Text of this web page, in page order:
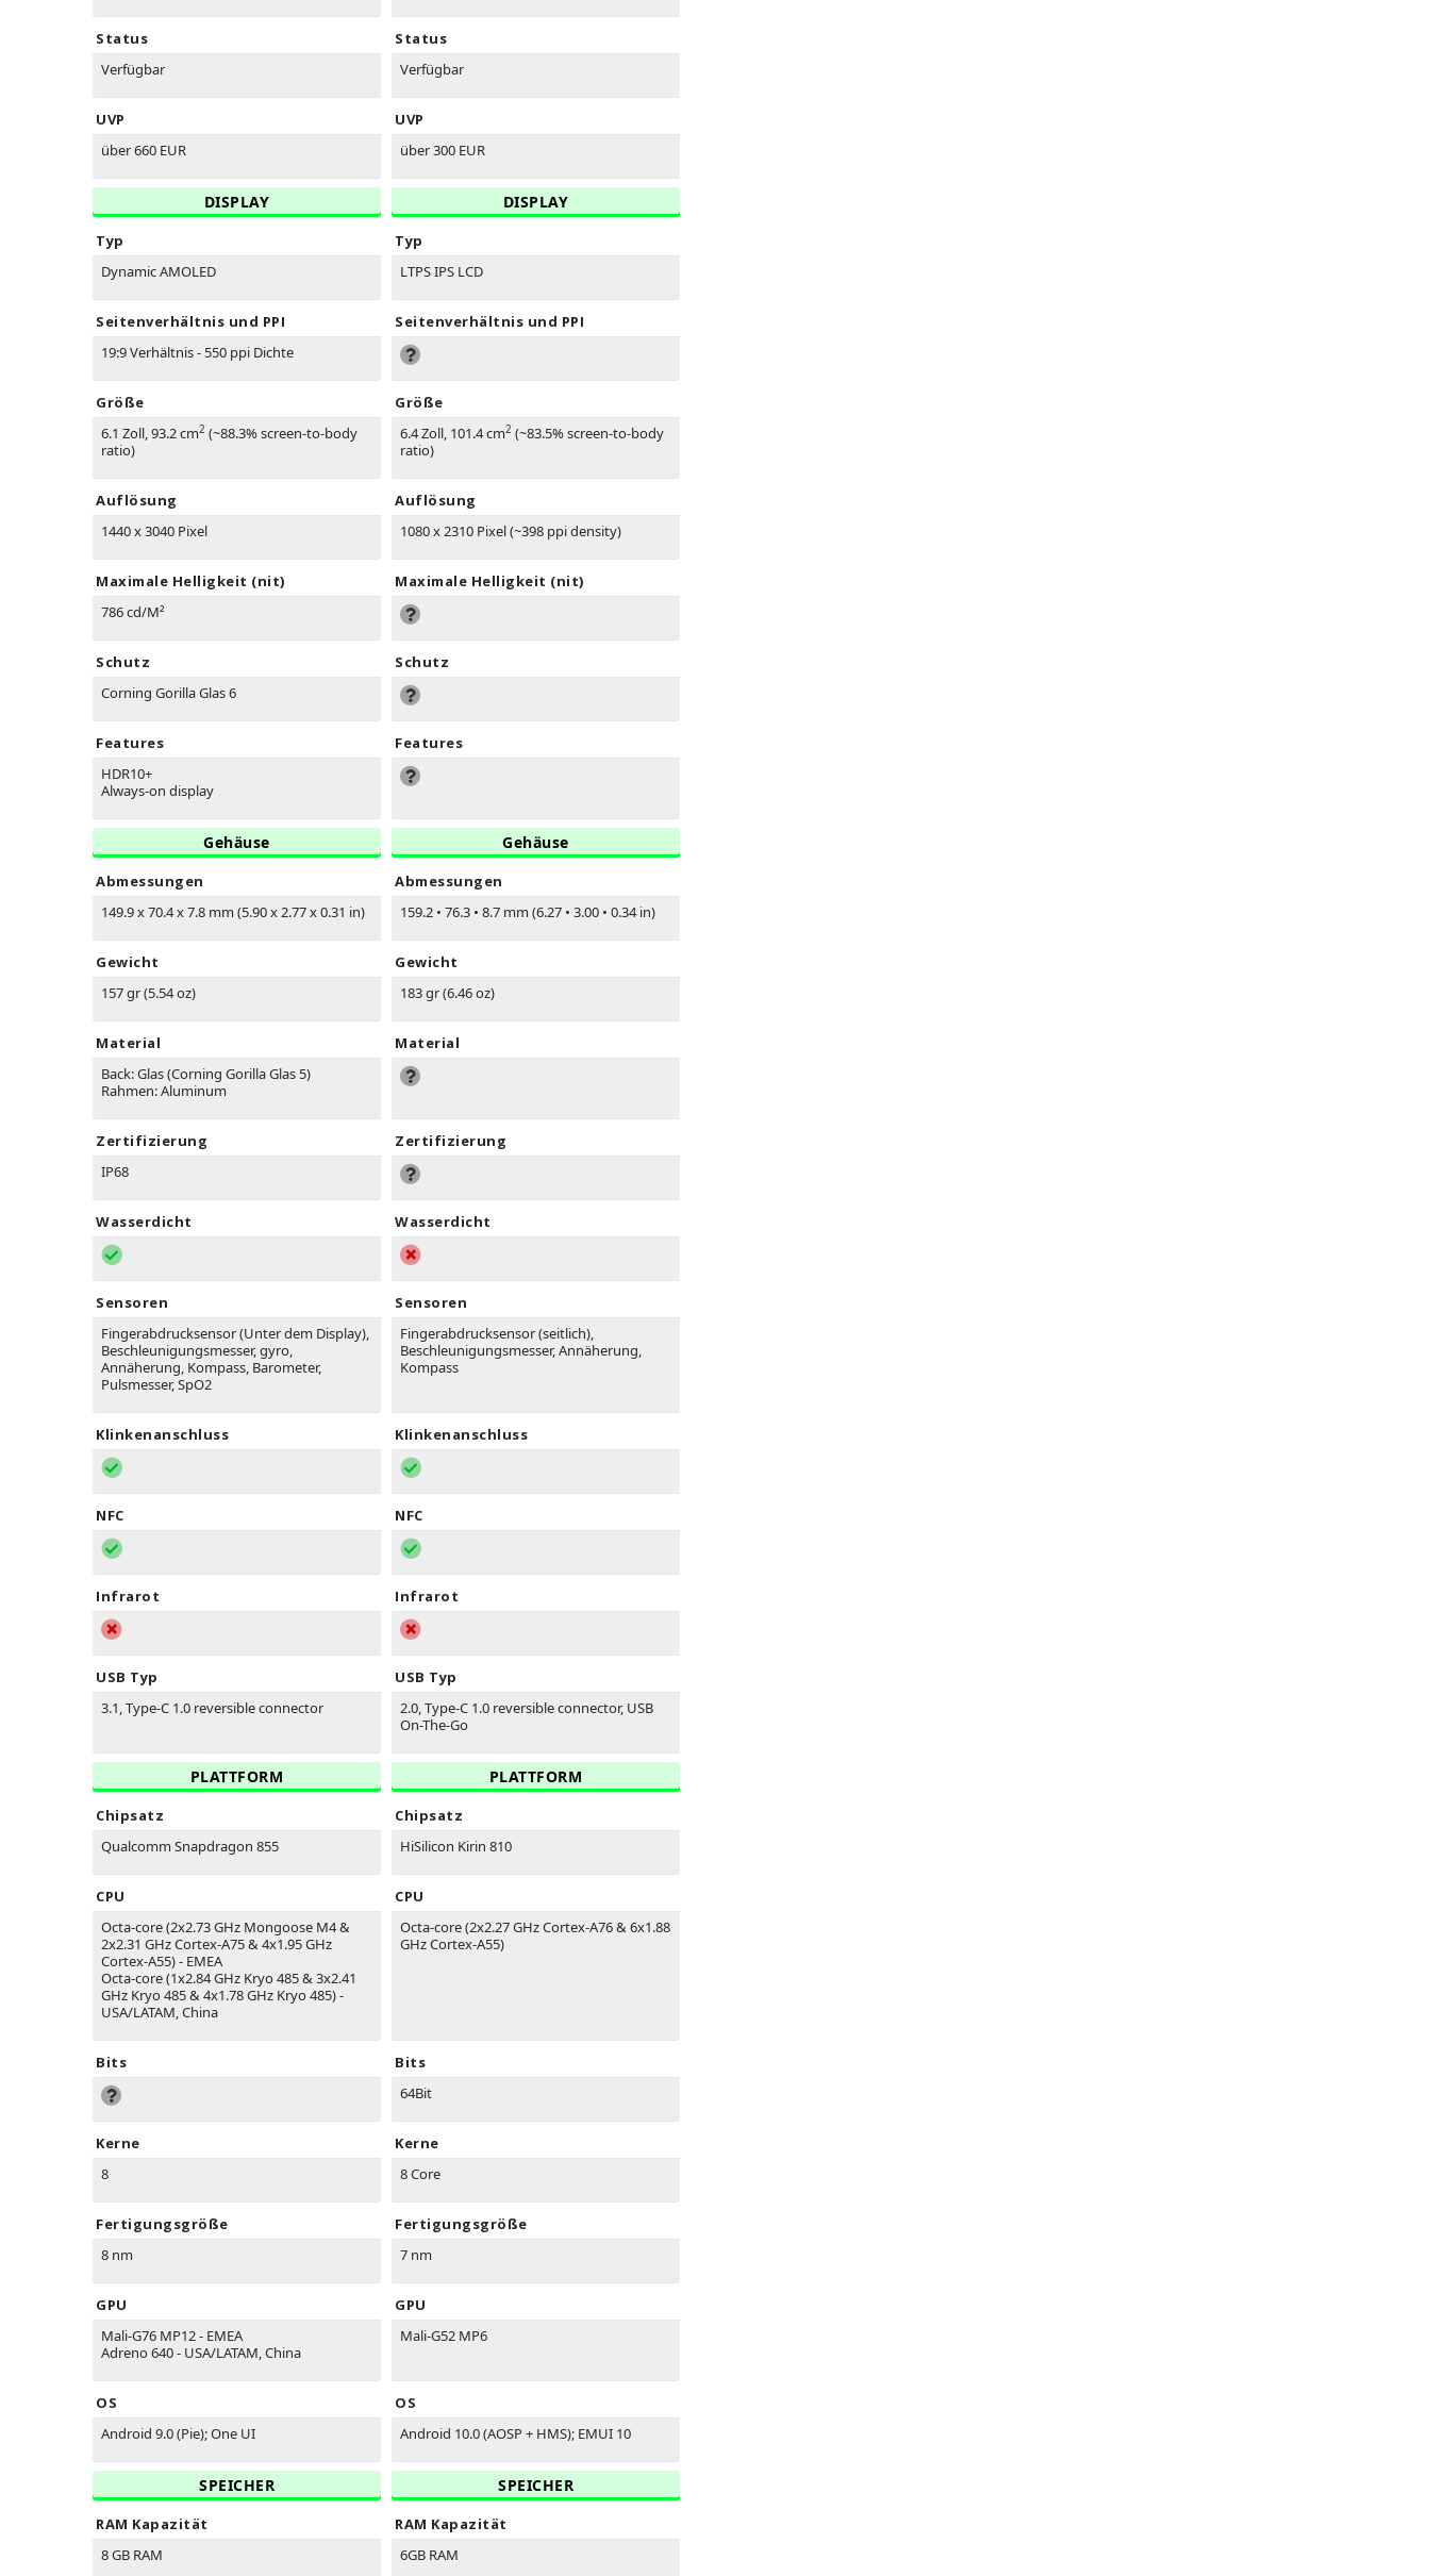
Status
Verfügbar
UVP
über 660 EUR
DISPLAY
Typ
Dynamic AMOLED
Seitenverhältnis und PPI
19:9 Verhältnis - 550 ppi Dichte
Größe
6.1 Zoll, 93.2 cm2 (~88.3% screen-to-body
ratio)
Auflösung
1440 x 3040 Pixel
Maximale Helligkeit (nit)
786 cd/M²
Schutz
Corning Gorilla Glas 6
Features
HDR10+
Always-on display
Gehäuse
Abmessungen
149.9 x 70.4 x 7.8 mm (5.90 x 2.77 x 0.31 in)
Gewicht
157 gr (5.54 oz)
Material
Back: Glas (Corning Gorilla Glas 5)
Rahmen: Aluminum
Zertifizierung
IP68
Wasserdicht
Sensoren
Fingerabdrucksensor (Unter dem Display),
Beschleunigungsmesser, gyro,
Annäherung, Kompass, Barometer,
Pulsmesser, SpO2
Klinkenanschluss
NFC
Infrarot
USB Typ
3.1, Type-C 1.0 reversible connector
PLATTFORM
Chipsatz
Qualcomm Snapdragon 855
CPU
Octa-core (2x2.73 GHz Mongoose M4 &
2x2.31 GHz Cortex-A75 & 4x1.95 GHz
Cortex-A55) - EMEA
Octa-core (1x2.84 GHz Kryo 485 & 3x2.41
GHz Kryo 485 & 4x1.78 GHz Kryo 485) -
USA/LATAM, China
Bits
Kerne
8
Fertigungsgröße
8 nm
GPU
Mali-G76 MP12 - EMEA
Adreno 640 - USA/LATAM, China
OS
Android 9.0 (Pie); One UI
SPEICHER
RAM Kapazität
8 GB RAM
Status
Verfügbar
UVP
über 300 EUR
DISPLAY
Typ
LTPS IPS LCD
Seitenverhältnis und PPI
Größe
6.4 Zoll, 101.4 cm2 (~83.5% screen-to-body
ratio)
Auflösung
1080 x 2310 Pixel (~398 ppi density)
Maximale Helligkeit (nit)
Schutz
Features
Gehäuse
Abmessungen
159.2 • 76.3 • 8.7 mm (6.27 • 3.00 • 0.34 in)
Gewicht
183 gr (6.46 oz)
Material
Zertifizierung
Wasserdicht
Sensoren
Fingerabdrucksensor (seitlich),
Beschleunigungsmesser, Annäherung,
Kompass
Klinkenanschluss
NFC
Infrarot
USB Typ
2.0, Type-C 1.0 reversible connector, USB
On-The-Go
PLATTFORM
Chipsatz
HiSilicon Kirin 810
CPU
Octa-core (2x2.27 GHz Cortex-A76 & 6x1.88
GHz Cortex-A55)
Bits
64Bit
Kerne
8 Core
Fertigungsgröße
7 nm
GPU
Mali-G52 MP6
OS
Android 10.0 (AOSP + HMS); EMUI 10
SPEICHER
RAM Kapazität
6GB RAM